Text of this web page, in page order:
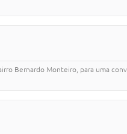
Bernardo Monteiro, para uma